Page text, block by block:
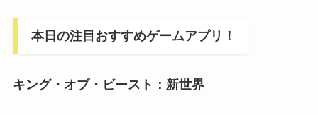
本日の注目おすすめゲームアプリ！
キング・オブ・ビースト：新世界